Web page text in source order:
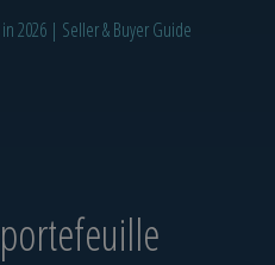
2026 | Seller & Buyer Guide